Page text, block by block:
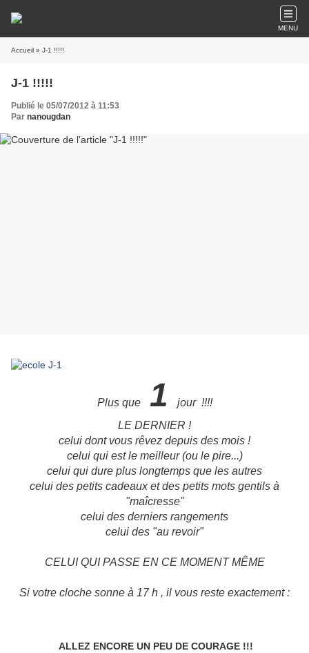
MENU
Accueil » J-1 !!!!!
J-1 !!!!!
Publié le 05/07/2012 à 11:53
Par nanougdan
Plus que1
jour !!!!
LE DERNIER !
celui dont vous rêvez depuis des mois !
celui qui est le meilleur (ou le pire...)
celui qui dure plus longtemps que les autres
celui des petits cadeaux et des petits mots gentils à
"maîcresse"
celui des derniers rangements
celui des "au revoir"
CELUI QUI PASSE EN CE MOMENT MÊME
Si votre cloche sonne à 17 h , il vous reste exactement :
ALLEZ ENCORE UN PEU DE COURAGE !!!